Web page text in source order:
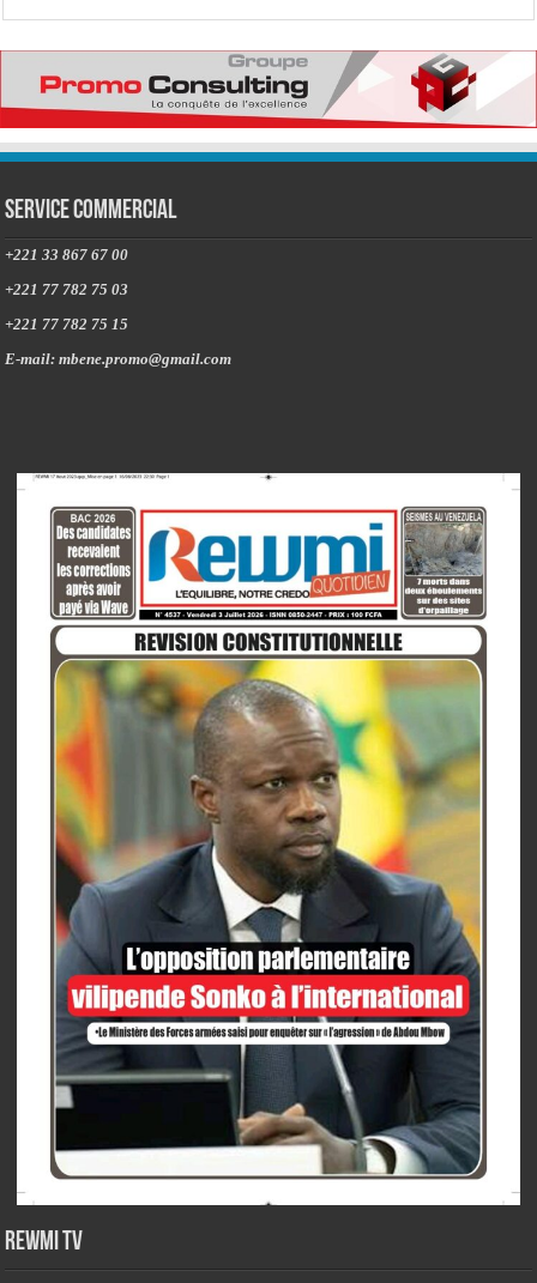
Service commercial
+221 33 867 67 00
+221 77 782 75 03
+221 77 782 75 15
E-mail: mbene.promo@gmail.com
Rewmi TV